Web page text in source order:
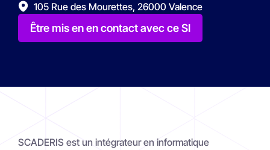
105 Rue des Mourettes, 26000 Valence
Être mis en en contact avec ce SI
SCADERIS est un intégrateur en informatique